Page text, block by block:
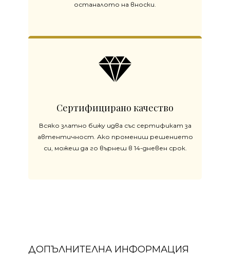
останалото на вноски.
Сертифицирано качество
Всяко златно бижу идва със сертификат за
автентичност. Ако промениш решението
си, можеш да го върнеш в 14-дневен срок.
ДОПЪЛНИТЕЛНА ИНФОРМАЦИЯ